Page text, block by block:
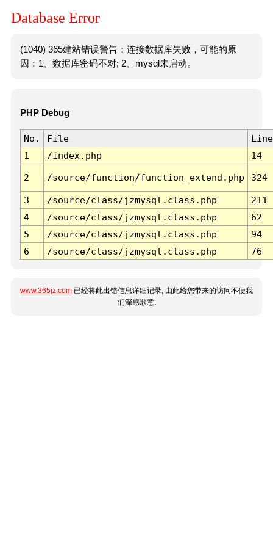
Database Error
(1040) 365建站错误警告：连接数据库失败，可能的原
因：1、数据库密码不对; 2、mysql未启动。
PHP Debug
No. File
Line
1
/index.php 14
2 /source/function/function_extend.php 324
3 /source/class/jzmysql.class.php
211
4
/source/class/jzmysql.class.php
62
5
/source/class/jzmysql.class.php
94
6
/source/class/jzmysql.class.php 76
www.365jz.com 已经将此出错信息详细记录, 由此给您带来的访问不便我
们深感歉意.